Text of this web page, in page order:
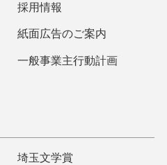
採用情報
紙面広告のご案内
一般事業主行動計画
埼玉文学賞